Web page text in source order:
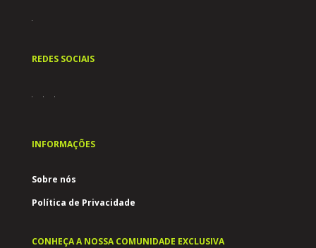
REDES SOCIAIS
INFORMAÇÕES
Sobre nós
Política de Privacidade
CONHEÇA A NOSSA COMUNIDADE EXCLUSIVA